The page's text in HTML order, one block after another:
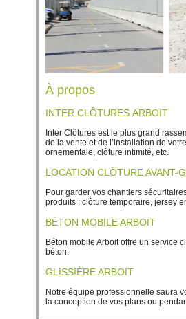
À propos
INTER CLÔTURES ARBOIT
Inter Clôtures est le plus grand
de la vente et de l’installation de
ornementale, clôture intimité, etc.
LOCATION CLÔTURE AVANT-
Pour garder vos chantiers
produits : clôture temporaire, jersey
BÉTON MOBILE ARBOIT
Béton mobile Arboit offre un service
béton.
GLISSIÈRE ARBOIT
Notre équipe professionnelle saura
la conception de vos plans ou